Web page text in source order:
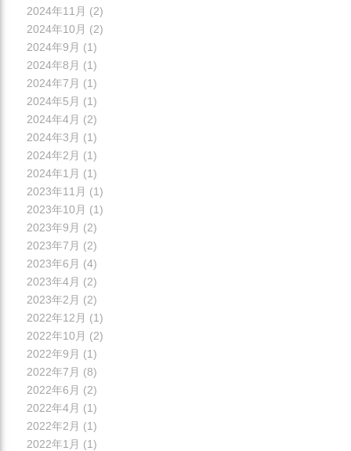
2024年11月 (2)
2024年10月 (2)
2024年9月 (1)
2024年8月 (1)
2024年7月 (1)
2024年5月 (1)
2024年4月 (2)
2024年3月 (1)
2024年2月 (1)
2024年1月 (1)
2023年11月 (1)
2023年10月 (1)
2023年9月 (2)
2023年7月 (2)
2023年6月 (4)
2023年4月 (2)
2023年2月 (2)
2022年12月 (1)
2022年10月 (2)
2022年9月 (1)
2022年7月 (8)
2022年6月 (2)
2022年4月 (1)
2022年2月 (1)
2022年1月 (1)